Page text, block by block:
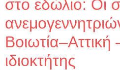
στο εδώλιο: Οι
ιδιοκτήτης